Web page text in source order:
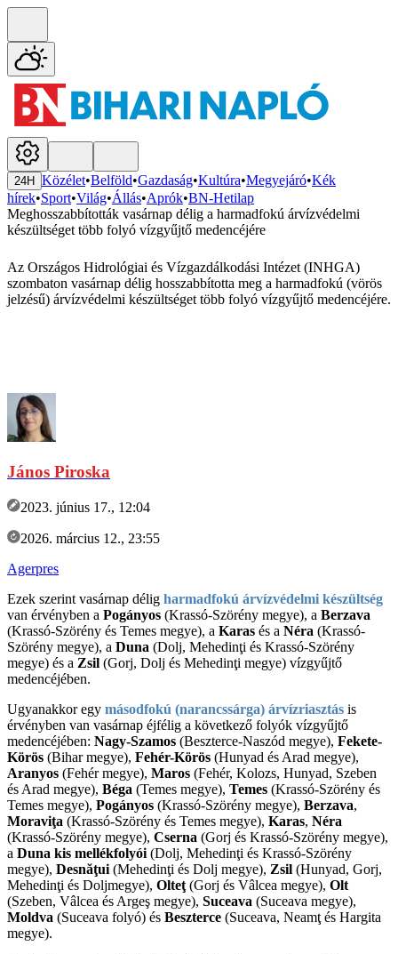
24H Közélet•Belföld•Gazdaság•Kultúra•Megyejáró•Kék
hírek•Sport•Világ•Állás•Aprók•BN-Hetilap
Meghosszabbították vasárnap délig a harmadfokú árvízvédelmi
készültséget több folyó vízgyűjtő medencéjére
Az Országos Hidrológiai és Vízgazdálkodási Intézet (INHGA)
szombaton vasárnap délig hosszabbította meg a harmadfokú (vörös
jelzésű) árvízvédelmi készültséget több folyó vízgyűjtő medencéjére.
János Piroska
2023. június 17., 12:04
2026. március 12., 23:55
Agerpres
Ezek szerint vasárnap délig harmadfokú árvízvédelmi készültség
van érvényben a Pogányos (Krassó-Szörény megye), a Berzava
(Krassó-Szörény és Temes megye), a Karas és a Néra (Krassó-
Szörény megye), a Duna (Dolj, Mehedinţi és Krassó-Szörény
megye) és a Zsil (Gorj, Dolj és Mehedinţi megye) vízgyűjtő
medencéjében.
Ugyanakkor egy másodfokú (narancssárga) árvízriasztás is
érvényben van vasárnap éjfélig a következő folyók vízgyűjtő
medencéjében: Nagy-Szamos (Beszterce-Naszód megye), Fekete-
Körös (Bihar megye), Fehér-Körös (Hunyad és Arad megye),
Aranyos (Fehér megye), Maros (Fehér, Kolozs, Hunyad, Szeben
és Arad megye), Béga (Temes megye), Temes (Krassó-Szörény és
Temes megye), Pogányos (Krassó-Szörény megye), Berzava,
Moraviţa (Krassó-Szörény és Temes megye), Karas, Néra
(Krassó-Szörény megye), Cserna (Gorj és Krassó-Szörény megye),
a Duna kis mellékfolyói (Dolj, Mehedinţi és Krassó-Szörény
megye), Desnăţui (Mehedinţi és Dolj megye), Zsil (Hunyad, Gorj,
Mehedinţi és Doljmegye), Olteţ (Gorj és Vâlcea megye), Olt
(Szeben, Vâlcea és Argeş megye), Suceava (Suceava megye),
Moldva (Suceava folyó) és Beszterce (Suceava, Neamţ és Hargita
megye).